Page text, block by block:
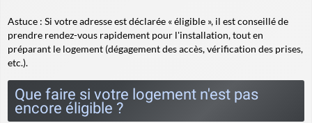
Astuce : Si votre adresse est déclarée « éligible », il est conseillé de
prendre rendez-vous rapidement pour l'installation, tout en
préparant le logement (dégagement des accès, vérification des prises,
etc.).
Que faire si votre logement n'est pas
encore éligible ?